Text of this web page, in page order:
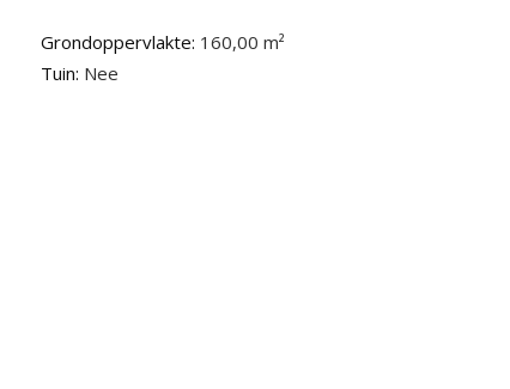
Grondoppervlakte: 160,00 m²
Tuin: Nee